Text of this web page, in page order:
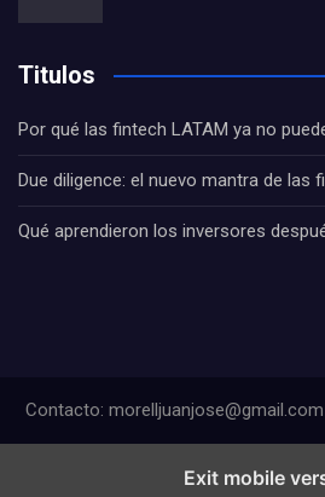
Titulos
Por qué las fintech LATAM ya no
Due diligence: el nuevo mantra de las
Qué aprendieron los inversores
Contacto:
Exit mobile